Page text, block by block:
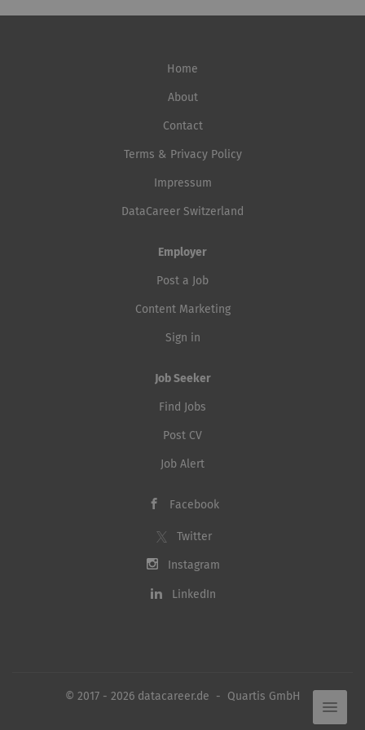
Home
About
Contact
Terms & Privacy Policy
Impressum
DataCareer Switzerland
Employer
Post a Job
Content Marketing
Sign in
Job Seeker
Find Jobs
Post CV
Job Alert
Facebook
Twitter
Instagram
LinkedIn
© 2017 - 2026 datacareer.de - Quartis GmbH